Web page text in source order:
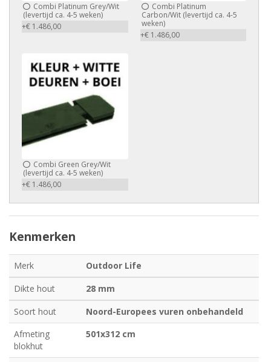
Combi Platinum Grey/Wit
(levertijd ca. 4-5 weken)
+€ 1.486,00
Combi Platinum
Carbon/Wit (levertijd ca. 4-5
weken)
+€ 1.486,00
Combi Green Grey/Wit
(levertijd ca. 4-5 weken)
+€ 1.486,00
Kenmerken
Merk
Outdoor Life
Dikte hout
28 mm
Soort hout
Noord-Europees vuren onbehandeld
Afmeting
blokhut
501x312 cm